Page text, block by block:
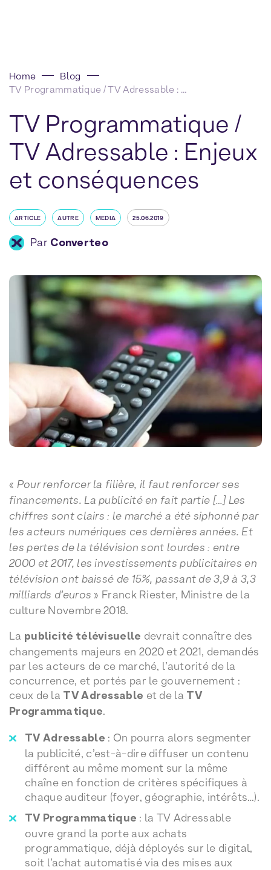
Home
Blog
TV Programmatique / TV Adressable : Enjeux et conséquences
TV Programmatique /
TV Adressable : Enjeux
et conséquences
ARTICLE AUTRE MEDIA 25.06.2019
Par Converteo
« Pour renforcer la filière, il faut renforcer ses
financements. La publicité en fait partie […] Les
chiffres sont clairs : le marché a été siphonné par
les acteurs numériques ces dernières années. Et
les pertes de la télévision sont lourdes : entre
2000 et 2017, les investissements publicitaires en
télévision ont baissé de 15%, passant de 3,9 à 3,3
milliards d’euros » Franck Riester, Ministre de la
culture Novembre 2018.
La publicité télévisuelle devrait connaître des
changements majeurs en 2020 et 2021, demandés
par les acteurs de ce marché, l’autorité de la
concurrence, et portés par le gouvernement :
ceux de la TV Adressable et de la TV
Programmatique.
TV Adressable : On pourra alors segmenter
la publicité, c’est-à-dire diffuser un contenu
différent au même moment sur la même
chaîne en fonction de critères spécifiques à
chaque auditeur (foyer, géographie, intérêts…).
TV Programmatique : la TV Adressable
ouvre grand la porte aux achats
programmatique, déjà déployés sur le digital,
soit l’achat automatisé via des mises aux